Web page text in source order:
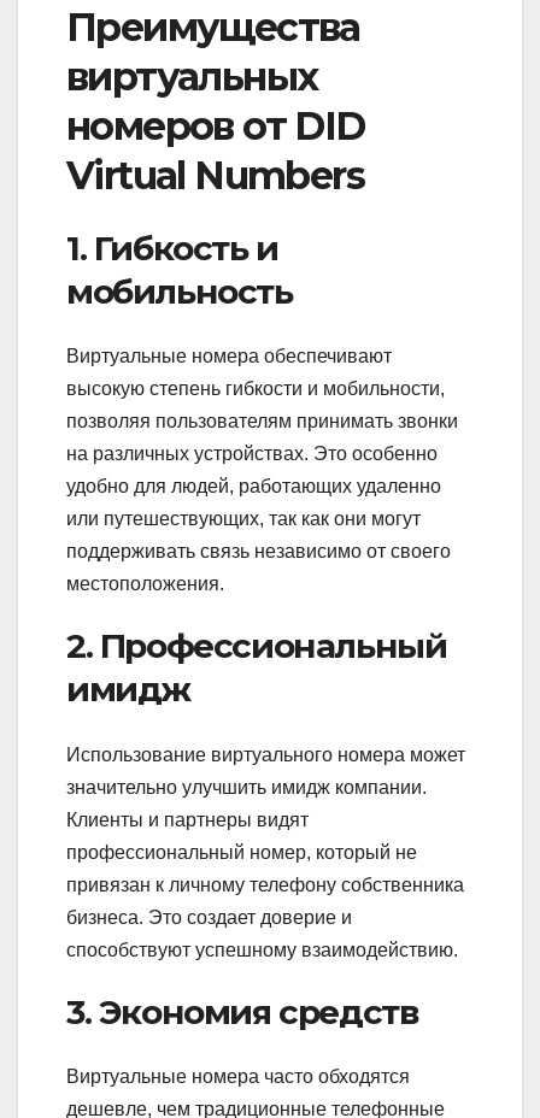
Преимущества
виртуальных
номеров от DID
Virtual Numbers
1. Гибкость и
мобильность
Виртуальные номера обеспечивают
высокую степень гибкости и мобильности,
позволяя пользователям принимать звонки
на различных устройствах. Это особенно
удобно для людей, работающих удаленно
или путешествующих, так как они могут
поддерживать связь независимо от своего
местоположения.
2. Профессиональный
имидж
Использование виртуального номера может
значительно улучшить имидж компании.
Клиенты и партнеры видят
профессиональный номер, который не
привязан к личному телефону собственника
бизнеса. Это создает доверие и
способствуют успешному взаимодействию.
3. Экономия средств
Виртуальные номера часто обходятся
дешевле, чем традиционные телефонные